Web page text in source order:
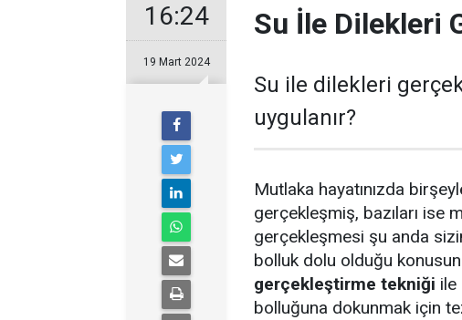
16:24
19 Mart 2024
Su İle Dilekleri
Su ile dilekleri
uygulanır?
Mutlaka hayatınızda
gerçekleşmiş, bazıları ise
gerçekleşmesi şu anda
bolluk dolu olduğu
gerçekleştirme tekniği ile
bolluğuna dokunmak için